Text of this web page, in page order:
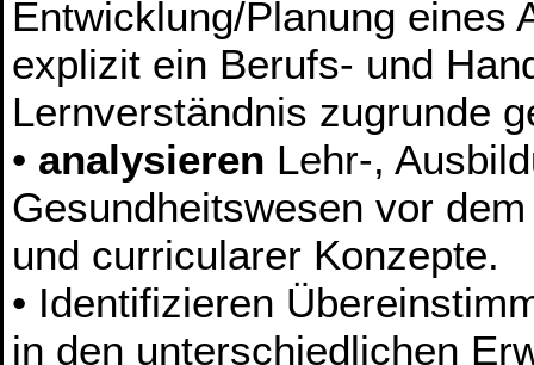
Entwicklung/Planung eines
explizit ein Berufs- und
Lernverständnis zugrunde
• analysieren Lehr-,
Gesundheitswesen vor
und curricularer Konzepte.
• Identifizieren
in den unterschiedlichen